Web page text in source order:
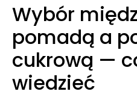
Wybór
pomadą a
cukrową —
wiedzieć